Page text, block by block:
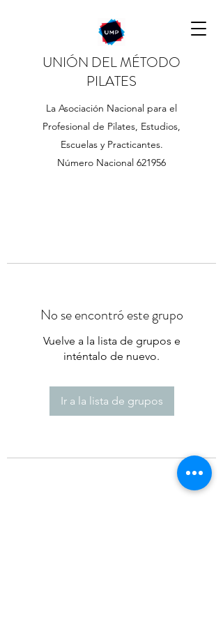
UNIÓN DEL MÉTODO
PILATES
La Asociación Nacional para el
Profesional de Pilates, Estudios,
Escuelas y Practicantes.
Número Nacional 621956
No se encontró este grupo
Vuelve a la lista de grupos e
inténtalo de nuevo.
Ir a la lista de grupos